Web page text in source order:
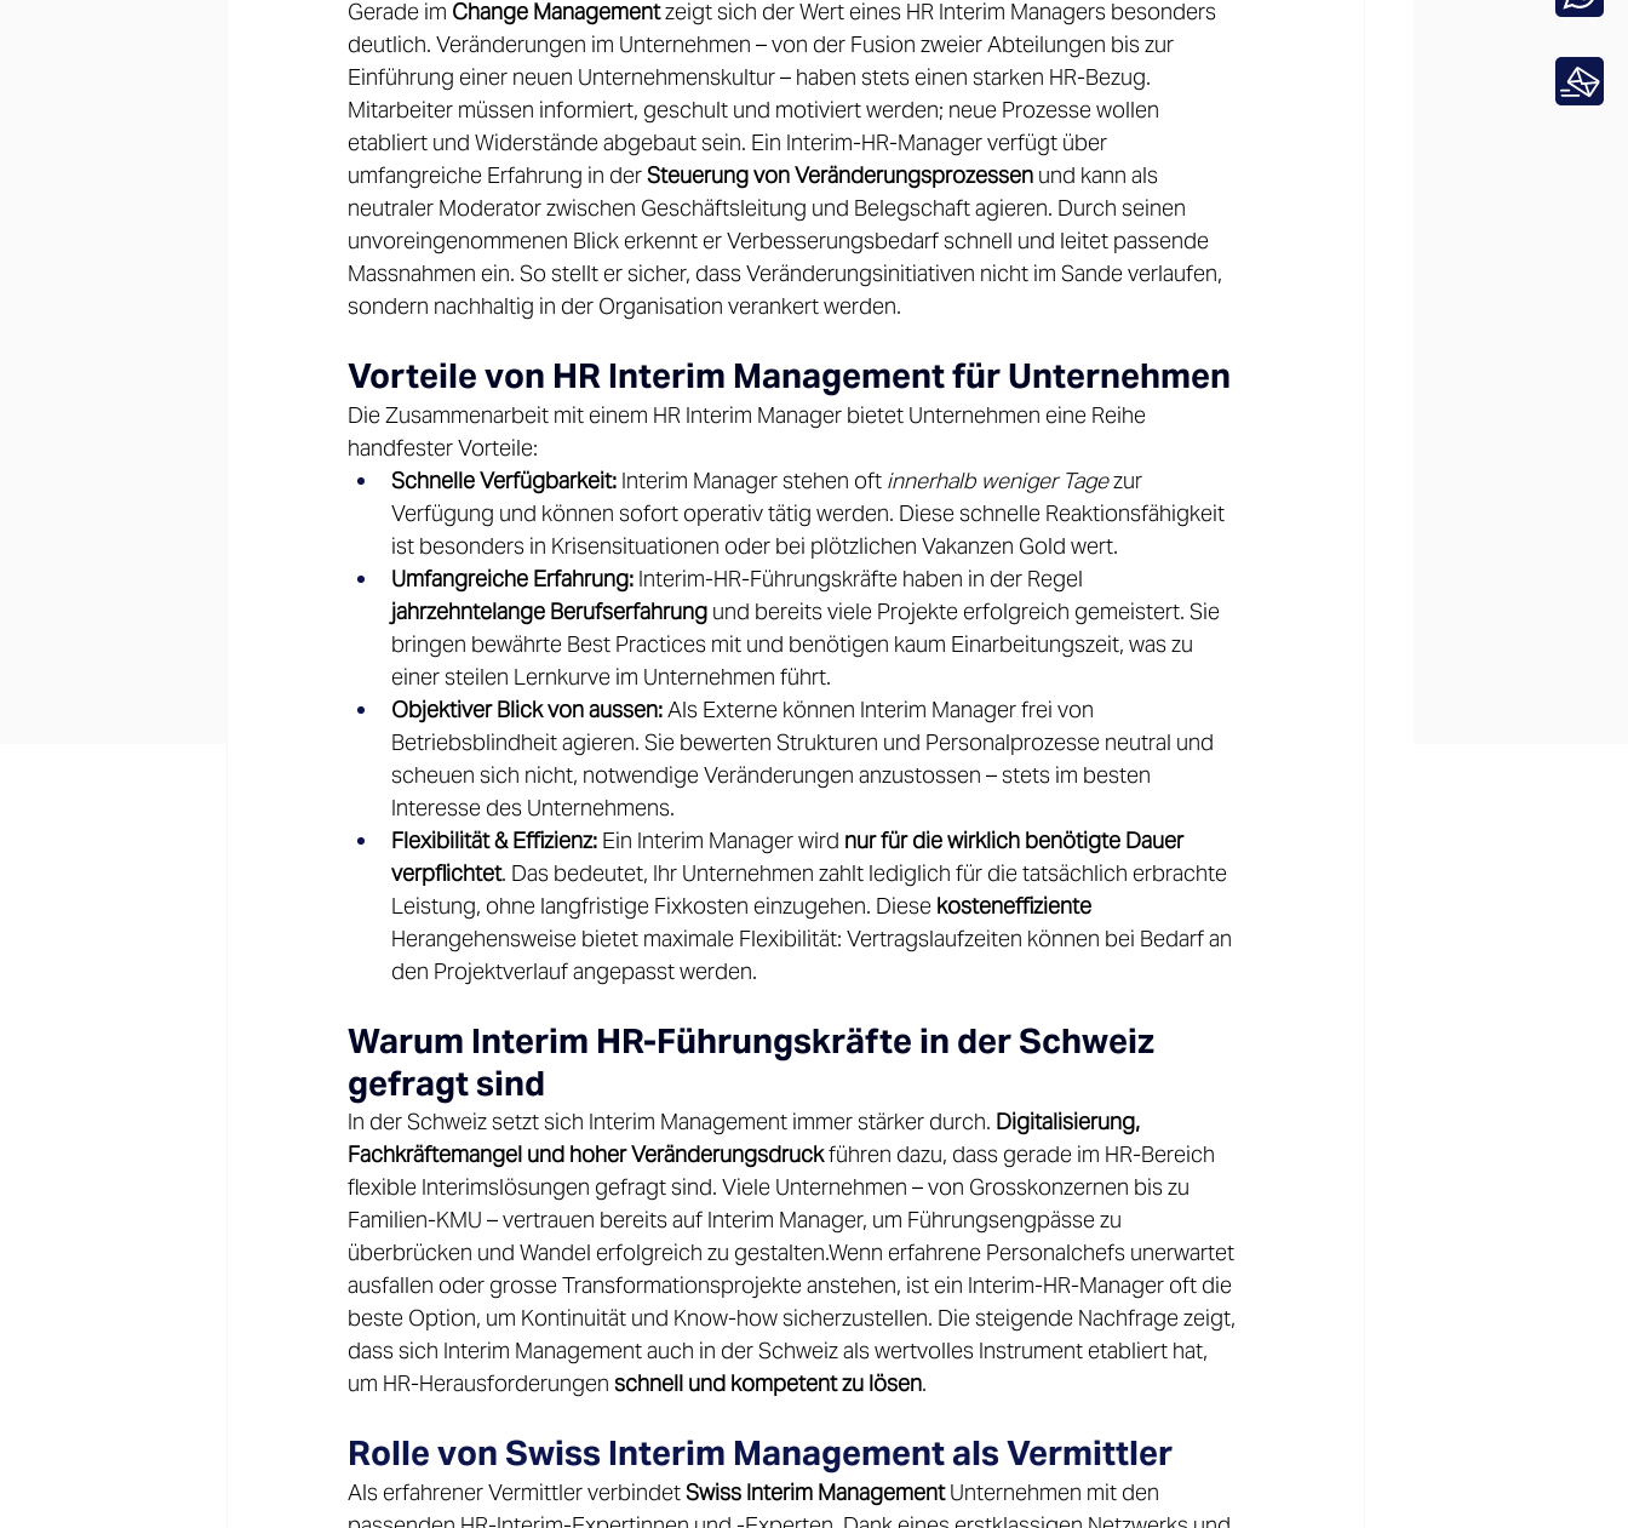
Gerade im Change Management zeigt sich der Wert eines HR Interim Managers besonders
deutlich. Veränderungen im Unternehmen – von der Fusion zweier Abteilungen bis zur
Einführung einer neuen Unternehmenskultur – haben stets einen starken HR-Bezug.
Mitarbeiter müssen informiert, geschult und motiviert werden; neue Prozesse wollen
etabliert und Widerstände abgebaut sein. Ein Interim-HR-Manager verfügt über
umfangreiche Erfahrung in der Steuerung von Veränderungsprozessen und kann als
neutraler Moderator zwischen Geschäftsleitung und Belegschaft agieren. Durch seinen
unvoreingenommenen Blick erkennt er Verbesserungsbedarf schnell und leitet passende
Massnahmen ein. So stellt er sicher, dass Veränderungsinitiativen nicht im Sande verlaufen,
sondern nachhaltig in der Organisation verankert werden.
Vorteile von HR Interim Management für Unternehmen
Die Zusammenarbeit mit einem HR Interim Manager bietet Unternehmen eine Reihe
handfester Vorteile:
Schnelle Verfügbarkeit: Interim Manager stehen oft innerhalb weniger Tage zur
Verfügung und können sofort operativ tätig werden. Diese schnelle Reaktionsfähigkeit
ist besonders in Krisensituationen oder bei plötzlichen Vakanzen Gold wert.
Umfangreiche Erfahrung: Interim-HR-Führungskräfte haben in der Regel
jahrzehntelange Berufserfahrung und bereits viele Projekte erfolgreich gemeistert. Sie
bringen bewährte Best Practices mit und benötigen kaum Einarbeitungszeit, was zu
einer steilen Lernkurve im Unternehmen führt.
Objektiver Blick von aussen: Als Externe können Interim Manager frei von
Betriebsblindheit agieren. Sie bewerten Strukturen und Personalprozesse neutral und
scheuen sich nicht, notwendige Veränderungen anzustossen – stets im besten
Interesse des Unternehmens.
Flexibilität & Effizienz: Ein Interim Manager wird nur für die wirklich benötigte Dauer
verpflichtet. Das bedeutet, Ihr Unternehmen zahlt lediglich für die tatsächlich erbrachte
Leistung, ohne langfristige Fixkosten einzugehen. Diese kosteneffiziente
Herangehensweise bietet maximale Flexibilität: Vertragslaufzeiten können bei Bedarf an
den Projektverlauf angepasst werden.
Warum Interim HR-Führungskräfte in der Schweiz
gefragt sind
In der Schweiz setzt sich Interim Management immer stärker durch. Digitalisierung,
Fachkräftemangel und hoher Veränderungsdruck führen dazu, dass gerade im HR-Bereich
flexible Interimslösungen gefragt sind. Viele Unternehmen – von Grosskonzernen bis zu
Familien-KMU – vertrauen bereits auf Interim Manager, um Führungsengpässe zu
überbrücken und Wandel erfolgreich zu gestalten.Wenn erfahrene Personalchefs unerwartet
ausfallen oder grosse Transformationsprojekte anstehen, ist ein Interim-HR-Manager oft die
beste Option, um Kontinuität und Know-how sicherzustellen. Die steigende Nachfrage zeigt,
dass sich Interim Management auch in der Schweiz als wertvolles Instrument etabliert hat,
um HR-Herausforderungen schnell und kompetent zu lösen.
Rolle von Swiss Interim Management als Vermittler
Als erfahrener Vermittler verbindet Swiss Interim Management Unternehmen mit den